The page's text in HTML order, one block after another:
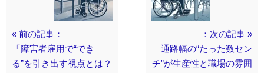
« 前の記事：
「障害者雇用で“でき
る”を引き出す視点とは？
：次の記事 »
通路幅の“たった数セン
チ”が生産性と職場の雰囲